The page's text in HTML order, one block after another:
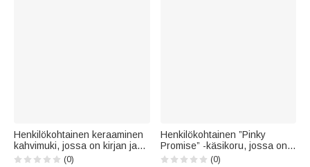
Henkilökohtainen keraaminen
kahvimuki, jossa on kirjan ja
syntymäkuukauden kukan
(0)
Henkilökohtainen ”Pinky
Promise” -käsikoru, jossa on
nimi – hieno koru arkeen,
(0)